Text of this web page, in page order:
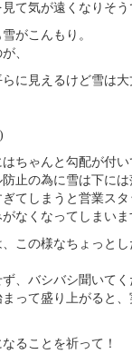
て気が遠くなりそ
がこんもり。
、
に見えるけど雪は大
ちゃんと勾配が付い
止の為に雪は下には
てしまうと営業スタ
なくなってしまい
この様なちょっと
、バシバシ聞いてく
って盛り上がると
ることを祈って！